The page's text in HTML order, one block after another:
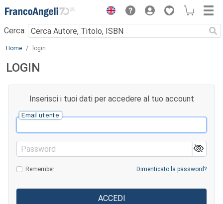
Menu
Cerca:
Main content
Home login
LOGIN
Inserisci i tuoi dati per accedere al tuo account
Email utente
Password
Remember Dimenticato la password?